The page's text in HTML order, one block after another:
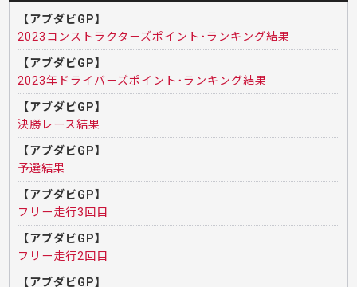
【アブダビGP】
2023コンストラクターズポイント･ランキング結果
【アブダビGP】
2023年ドライバーズポイント･ランキング結果
【アブダビGP】
決勝レース結果
【アブダビGP】
予選結果
【アブダビGP】
フリー走行3回目
【アブダビGP】
フリー走行2回目
【アブダビGP】